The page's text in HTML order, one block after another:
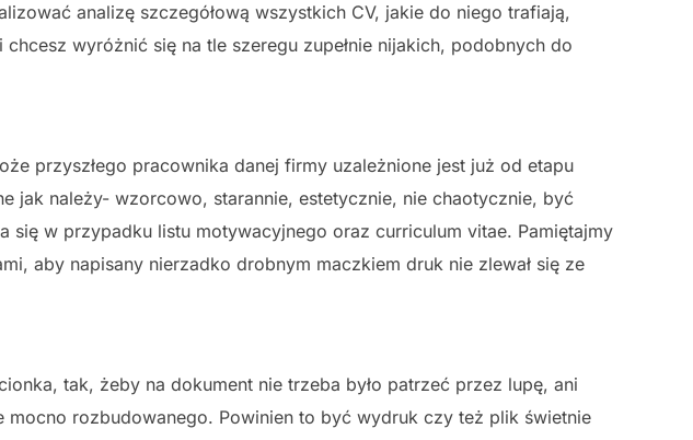
analizę szczegółową wszystkich CV, jakie do niego trafiają,
wyróżnić się na tle szeregu zupełnie nijakich, podobnych do
przyszłego pracownika danej firmy uzależnione jest już od etapu
jak należy- wzorcowo, starannie, estetycznie, nie chaotycznie, być
w przypadku listu motywacyjnego oraz curriculum vitae. Pamiętajmy
aby napisany nierzadko drobnym maczkiem druk nie zlewał się ze
tak, żeby na dokument nie trzeba było patrzeć przez lupę, ani
rozbudowanego. Powinien to być wydruk czy też plik świetnie